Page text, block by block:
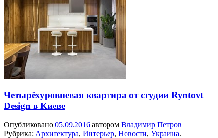
Четырёхуровневая квартира от студии Ryntovt
Design в Киеве
Опубликовано 05.09.2016 автором Владимир Петров
Рубрика: Архитектура, Интерьер, Новости, Украина.